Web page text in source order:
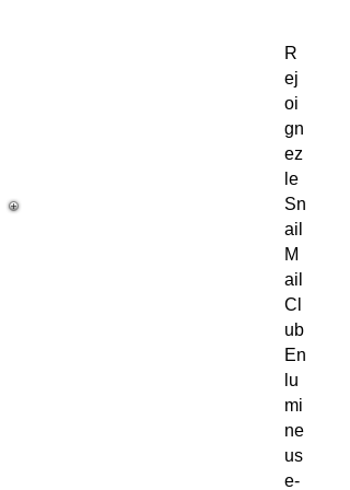
R
ej
oi
gn
ez
le
Sn
ail
M
ail
Cl
ub
En
lu
mi
ne
us
e-